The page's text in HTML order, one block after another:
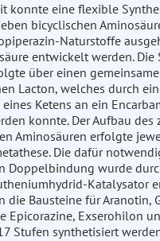
konnte eine flexible
bicyclischen
Naturstoffe
entwickelt werden. Die
über einen
Lacton, welches durch
Ketens an ein
konnte. Der Aufbau des
Aminosäuren erfolgte
Die dafür
Doppelbindung wurde
Katalysator
die Bausteine für Aranotin,
Epicorazine, Exserohilon
Stufen synthetisiert